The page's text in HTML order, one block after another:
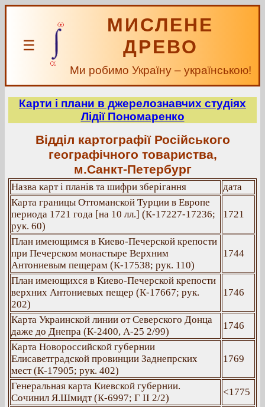
☰
МИСЛЕНЕ
ДРЕВО
Ми робимо Україну – українською!
Карти і плани в джерелознавчих студіях
Лідії Пономаренко
Відділ картографії Російського
географічного товариства,
м.Санкт-Петербург
Назва карт і планів та шифри зберігання
дата
Карта границы Оттоманской Турции в Европе
периода 1721 года [на 10 лл.] (К-17227-17236;
рук. 60)
1721
План имеющимся в Киево-Печерской крепости
при Печерском монастыре Верхним
Антониевым пещерам (К-17538; рук. 110)
1744
План имеющихся в Киево-Печерской крепости
верхних Антониевых пещер (К-17667; рук.
202)
1746
Карта Украинской линии от Северского Донца
даже до Днепра (К-2400, А-25 2/99)
1746
Карта Новороссийской губернии
Елисаветградской провинции Заднепрских
мест (К-17905; рук. 402)
1769
Генеральная карта Киевской губернии.
Сочинил Я.Шмидт (К-6997; Г ІІ 2/2)
<1775